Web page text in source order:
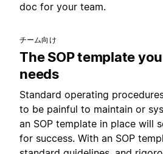
doc for your team.
チーム向け
The SOP template
needs
Standard operating
to be painful to maintain or
an SOP template in place will
for success. With an SOP